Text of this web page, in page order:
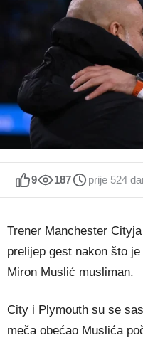
9 187 prije 524
Trener Manchester
prelijep gest nakon što
Miron Muslić musliman.
City i Plymouth su se
meča obećao Muslića